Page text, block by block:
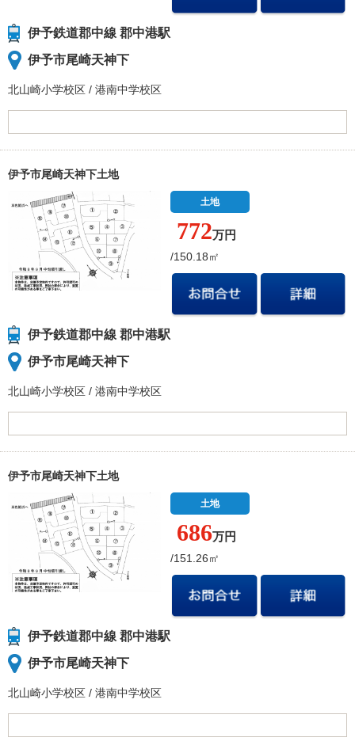
伊予鉄道郡中線 郡中港駅
伊予市尾崎天神下
北山崎小学校区 / 港南中学校区
伊予市尾崎天神下土地
土地
772万円
/150.18㎡
伊予鉄道郡中線 郡中港駅
伊予市尾崎天神下
北山崎小学校区 / 港南中学校区
伊予市尾崎天神下土地
土地
686万円
/151.26㎡
伊予鉄道郡中線 郡中港駅
伊予市尾崎天神下
北山崎小学校区 / 港南中学校区